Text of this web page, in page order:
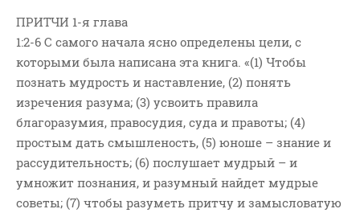
Служение
ПРИТЧИ 1-я глава
1:2-6 С самого начала ясно определены цели, с
которыми была написана эта книга. «(1) Чтобы
познать мудрость и наставление, (2) понять
изречения разума; (3) усвоить правила
благоразумия, правосудия, суда и правоты; (4)
простым дать смышленость, (5) юноше – знание и
рассудительность; (6) послушает мудрый – и
умножит познания, и разумный найдет мудрые
советы; (7) чтобы разуметь притчу и замысловатую